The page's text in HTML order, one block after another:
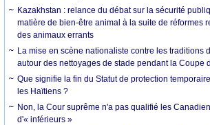
Kazakhstan : relance du débat sur la sécurité
matière de bien-être animal à la suite de réformes
des animaux errants
La mise en scène nationaliste contre les traditions
autour des nettoyages de stade pendant la Coupe
Que signifie la fin du Statut de protection
les Haïtiens ?
Non, la Cour suprême n'a pas qualifié les
d'« inférieurs »